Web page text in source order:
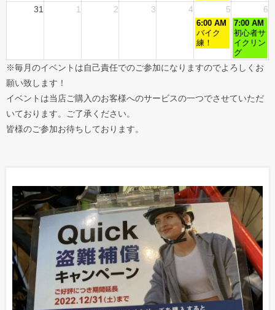
31 1 2 3 4 5 6
6:00 AM
バイク
練！
7:00 AM
初心者サ
イクリン
グ
※毎月のイベントは自己責任でのご参加になりますのでよろしくお
願い致します！
イベントは当店ご購入のお客様へのサービスの一つでさせていただ
いております。ご了承ください。
皆様のご参加お待ちしております。